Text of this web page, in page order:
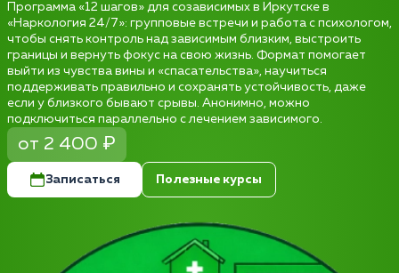
Программа «12 шагов» для созависимых в Иркутске в
«Наркология 24/7»: групповые встречи и работа с психологом,
чтобы снять контроль над зависимым близким, выстроить
границы и вернуть фокус на свою жизнь. Формат помогает
выйти из чувства вины и «спасательства», научиться
поддерживать правильно и сохранять устойчивость, даже
если у близкого бывают срывы. Анонимно, можно
подключиться параллельно с лечением зависимого.
от 2 400 ₽
Записаться Полезные курсы